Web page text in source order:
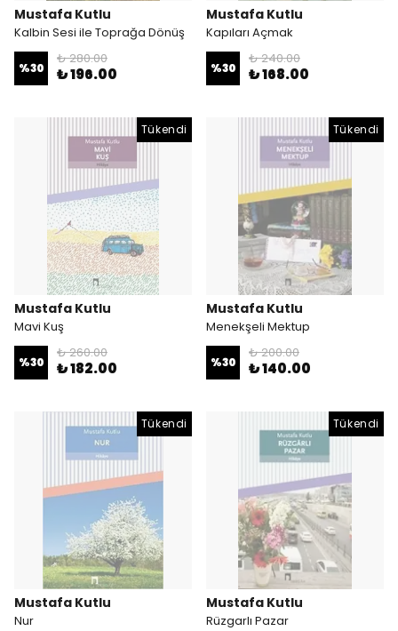
Mustafa Kutlu
Kalbin Sesi ile Toprağa Dönüş
%30
₺ 280.00
₺ 196.00
Mustafa Kutlu
Kapıları Açmak
%30
₺ 240.00
₺ 168.00
Tükendi
Mustafa Kutlu
Mavi Kuş
%30
₺ 260.00
₺ 182.00
Tükendi
Mustafa Kutlu
Menekşeli Mektup
%30
₺ 200.00
₺ 140.00
Tükendi
Mustafa Kutlu
Nur
Tükendi
Mustafa Kutlu
Rüzgarlı Pazar